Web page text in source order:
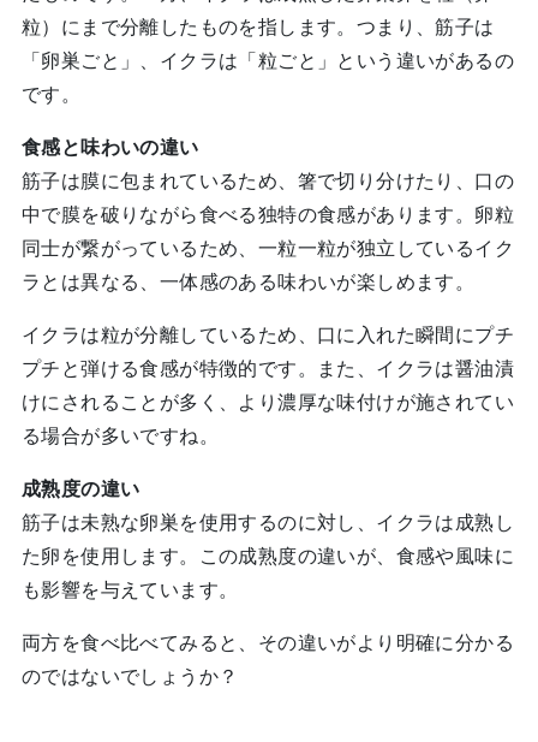
粒）にまで分離したものを指します。つまり、筋子は
「卵巣ごと」、イクラは「粒ごと」という違いがあるの
です。
食感と味わいの違い
筋子は膜に包まれているため、箸で切り分けたり、口の
中で膜を破りながら食べる独特の食感があります。卵粒
同士が繋がっているため、一粒一粒が独立しているイク
ラとは異なる、一体感のある味わいが楽しめます。
イクラは粒が分離しているため、口に入れた瞬間にプチ
プチと弾ける食感が特徴的です。また、イクラは醤油漬
けにされることが多く、より濃厚な味付けが施されてい
る場合が多いですね。
成熟度の違い
筋子は未熟な卵巣を使用するのに対し、イクラは成熟し
た卵を使用します。この成熟度の違いが、食感や風味に
も影響を与えています。
両方を食べ比べてみると、その違いがより明確に分かる
のではないでしょうか？